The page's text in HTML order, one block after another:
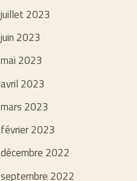
juillet 2023
juin 2023
mai 2023
avril 2023
mars 2023
février 2023
décembre 2022
septembre 2022